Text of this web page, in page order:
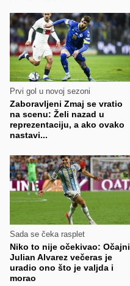
Prvi gol u novoj sezoni
Zaboravljeni Zmaj se vratio
na scenu: Želi nazad u
reprezentaciju, a ako ovako
nastavi...
Sada se čeka rasplet
Niko to nije očekivao: Očajni
Julian Alvarez večeras je
uradio ono što je valjda i
morao